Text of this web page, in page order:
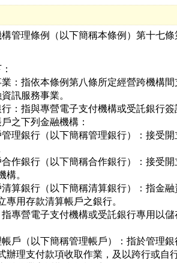
管理條例（以下簡稱本條例）第十七條
：指依本條例第八條所定經營跨機構間
訊服務事業。
：指與專營電子支付機構或受託銀行
戶之下列金融機構：
管理銀行（以下簡稱管理銀行）：接受
合作銀行（以下簡稱合作銀行）：接受
構。
清算銀行（以下簡稱清算銀行）：指金
專用存款清算帳戶之銀行。
專營電子支付機構或受託銀行專用以
帳戶（以下簡稱管理帳戶）：指於管理
式辦理支付款項收取作業，及以跨行或自